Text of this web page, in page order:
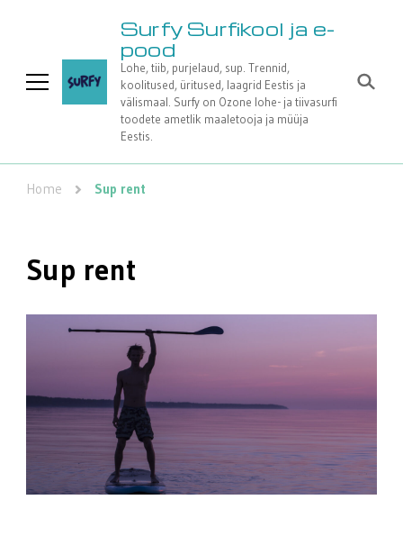
Surfy Surfikool ja e-
pood
Lohe, tiib, purjelaud, sup. Trennid,
koolitused, üritused, laagrid Eestis ja
välismaal. Surfy on Ozone lohe- ja tiivasurfi
toodete ametlik maaletooja ja müüja
Eestis.
Home Sup rent
Sup rent